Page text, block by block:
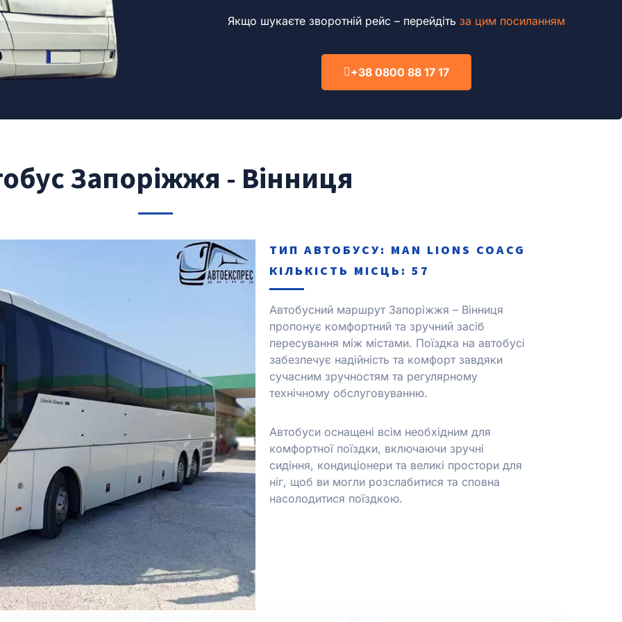
Якщо шукаєте зворотній рейс – перейдіть за цим посиланням
+38 0800 88 17 17
Запоріжжя - Вінниця
ТИП АВТОБУСУ: MAN LІONS COACG
КІЛЬКІСТЬ МІСЦЬ: 57
Автобусний маршрут Запоріжжя – Вінниця
пропонує комфортний та зручний засіб
пересування між містами. Поїздка на автобусі
забезпечує надійність та комфорт завдяки
сучасним зручностям та регулярному
технічному обслуговуванню.
Автобуси оснащені всім необхідним для
комфортної поїздки, включаючи зручні
сидіння, кондиціонери та великі простори для
ніг, щоб ви могли розслабитися та сповна
насолодитися поїздкою.